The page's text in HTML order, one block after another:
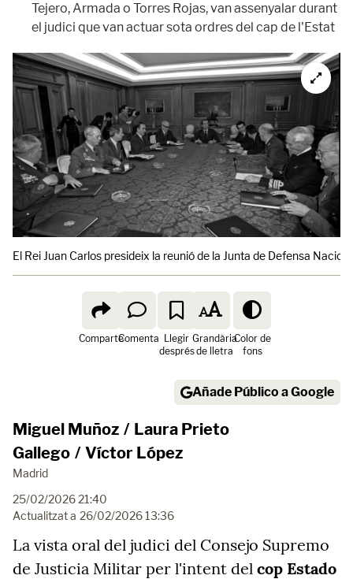
Tejero, Armada o Torres Rojas, van assenyalar durant
el judici que van actuar sota ordres del cap de l'Estat
El Rei Juan Carlos presideix la reunió de la Junta de Defensa
ComparteComenta Llegir
després
Grandària
de lletra
Color de
fons
Añade Público a Google
Miguel Muñoz / Laura Prieto
Gallego / Víctor López
Madrid
25/02/2026 21:40
Actualitzat a 26/02/2026 13:36
La vista oral del judici del Consejo Supremo
de Justicia Militar per l'intent del cop Estado